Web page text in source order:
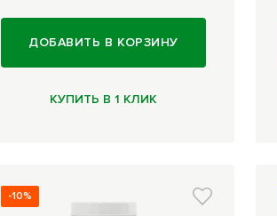
ДОБАВИТЬ В КОРЗИНУ
КУПИТЬ В 1 КЛИК
-10%